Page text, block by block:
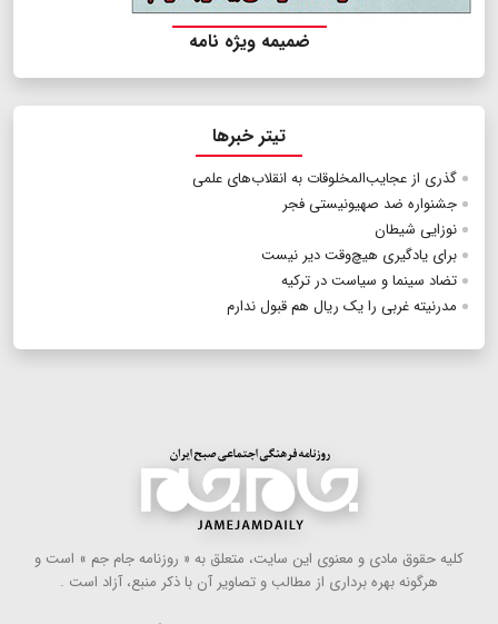
ضمیمه ویژه نامه
تیتر خبرها
گذری از عجایب‌المخلوقات به انقلاب‌های علمی
جشنواره ضد صهیونیستی فجر
نوزایی شیطان
برای یادگیری هیچ‌وقت دیر نیست
تضاد سینما و سیاست در ترکیه
مدرنیته غربی را یک ریال هم قبول ندارم
كلیه حقوق مادی و معنوی این سایت، متعلق به « روزنامه جام جم » است و
هرگونه بهره ‌برداری از مطالب و تصاویر آن با ذكر منبع، آزاد است .